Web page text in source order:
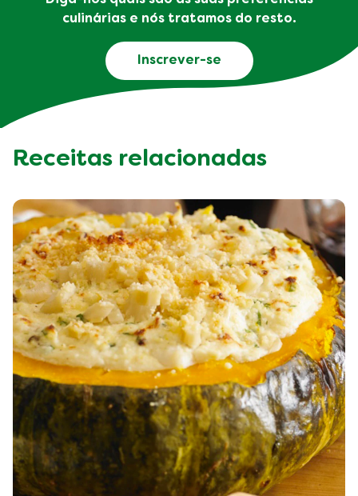
culinárias e nós tratamos do resto.
Inscrever-se
Receitas relacionadas